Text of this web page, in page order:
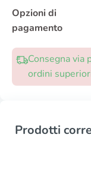
Opzioni di
pagamento
Consegna via
ordini
Prodotti